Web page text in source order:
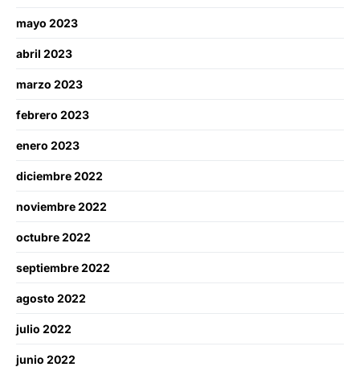
mayo 2023
abril 2023
marzo 2023
febrero 2023
enero 2023
diciembre 2022
noviembre 2022
octubre 2022
septiembre 2022
agosto 2022
julio 2022
junio 2022